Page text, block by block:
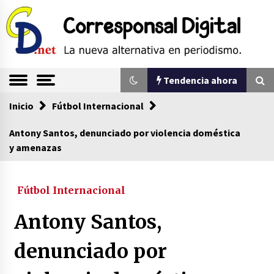
Saltar
al
contenido
Corresponsal
Digital
La nueva alternativa en periodismo
Tendencia ahora
Tendencia ahora
20/06/2026
Se eligen los supuestos futuros roedores del
Inicio Fútbol Internacional
Antony Santos, denunciado por violencia doméstica
y amenazas
Fútbol Internacional
Antony Santos,
denunciado por